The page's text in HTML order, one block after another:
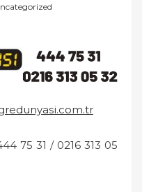
75 31 / 0216 313 05